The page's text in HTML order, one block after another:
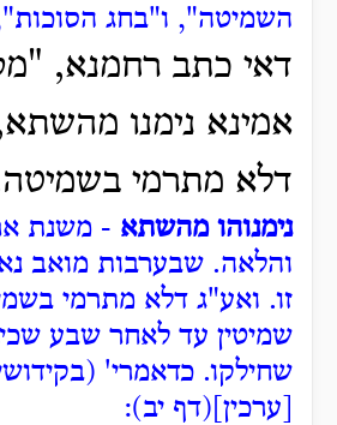
השמיטה", ו"בחג
דאי כתב רחמנא,
אמינא נימנו
דלא מתרמי
נימנוהו מהשתא - משנת
והלאה. שבערבות מואב
זו. ואע"ג דלא מתרמי
שמיטין עד לאחר שבע
שחילקו. כדאמרי'
[ערכין](דף יב):